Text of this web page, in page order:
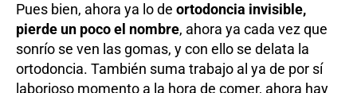
Pues bien, ahora ya lo de ortodoncia invisible,
pierde un poco el nombre, ahora ya cada vez que
sonrío se ven las gomas, y con ello se delata la
ortodoncia. También suma trabajo al ya de por sí
laborioso momento a la hora de comer, ahora hay